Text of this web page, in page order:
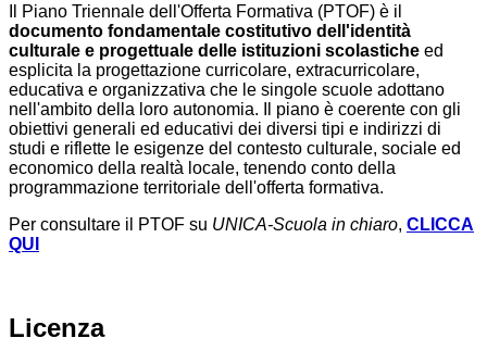
Il Piano Triennale dell'Offerta Formativa (PTOF) è il
documento fondamentale costitutivo dell'identità
culturale e progettuale delle istituzioni scolastiche ed
esplicita la progettazione curricolare, extracurricolare,
educativa e organizzativa che le singole scuole adottano
nell'ambito della loro autonomia. Il piano è coerente con gli
obiettivi generali ed educativi dei diversi tipi e indirizzi di
studi e riflette le esigenze del contesto culturale, sociale ed
economico della realtà locale, tenendo conto della
programmazione territoriale dell'offerta formativa.
Per consultare il PTOF su UNICA-Scuola in chiaro, CLICCA
QUI
Licenza